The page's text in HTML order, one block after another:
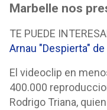
Marbelle nos
TE PUEDE
Arnau "Despierta"
El videoclip en
400.000
Rodrigo Triana,